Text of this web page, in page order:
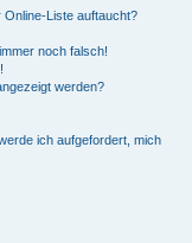
Liste auftaucht?
noch falsch!
werden?
ich aufgefordert, mich